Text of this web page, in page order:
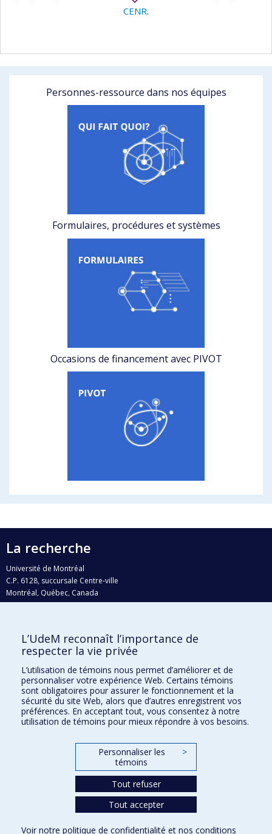
CENR.
Personnes-ressource dans nos équipes
Formulaires, procédures et systèmes
Occasions de financement avec PIVOT
La recherche
Université de Montréal
C.P. 6128, succursale Centre-ville
Montréal, Québec, Canada
H3C 3J7
Qui fait quoi?
Nous trouver
Plan du site
Accessibilité
L’UdeM reconnaît l’importance de
respecter la vie privée
L’utilisation de témoins nous permet d’améliorer et de
personnaliser votre expérience Web. Certains témoins
sont obligatoires pour assurer le fonctionnement et la
sécurité du site Web, alors que d’autres enregistrent vos
préférences. En acceptant tout, vous consentez à notre
utilisation de témoins pour mieux répondre à vos besoins.
Personnaliser les
témoins
>
Tout refuser
Tout accepter
Voir notre politique de confidentialité et nos conditions